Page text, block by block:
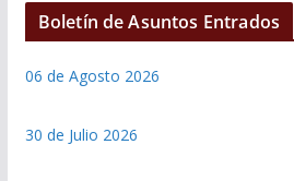
Boletín de Asuntos Entrados
06 de Agosto 2026
30 de Julio 2026